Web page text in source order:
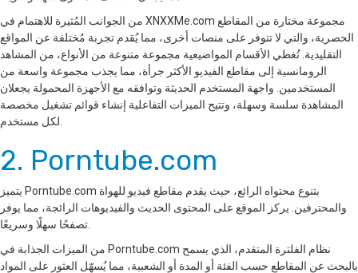
من الجوانب المُثيرة للاهتمام في XNXXMe.com مجموعة مختارة من المقاطع
الحصرية، والتي لا تتوفر على منصات أخرى، مما يُقدم تجربة مُختلفة عن المواقع
التقليدية. تُغطي الأقسام المواضيعية مجموعة متنوعة من الأنواع، من المشاهد
الرومانسية إلى مقاطع الفيديو الأكثر جرأة، مما يجذب مجموعة واسعة من
المستخدمين. واجهة المستخدم الحديثة وتوافقه مع الأجهزة المحمولة يجعلان
المشاهدة سلسة وسهلة، وتتيح الميزات التفاعلية إنشاء قوائم تشغيل مخصصة
2. Porntube.com
يتميز Porntube.com بتنوع محتواه الرائع، حيث يقدم مقاطع فيديو للهواة
والمحترفين. يركز الموقع على المحتوى الحديث والفيديوهات الرائجة، مما يوفر
من الميزات الجذابة في Porntube.com نظام الفلترة المتقدم، الذي يسمح
بالبحث عن المقاطع حسب الفئة أو المدة أو الشعبية، مما يُسهّل العثور على المواد